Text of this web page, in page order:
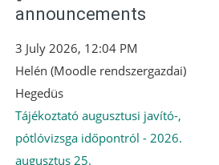
announcements
3 July 2026, 12:04 PM
Helén (Moodle rendszergazdai)
Hegedüs
Tájékoztató augusztusi javító-,
pótlóvizsga időpontról - 2026.
augusztus 25.